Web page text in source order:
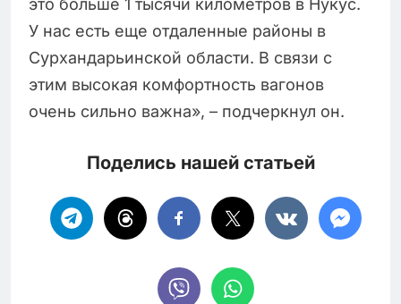
это больше 1 тысячи километров в Нукус.
У нас есть еще отдаленные районы в
Сурхандарьинской области. В связи с
этим высокая комфортность вагонов
очень сильно важна», – подчеркнул он.
Поделись нашей статьей